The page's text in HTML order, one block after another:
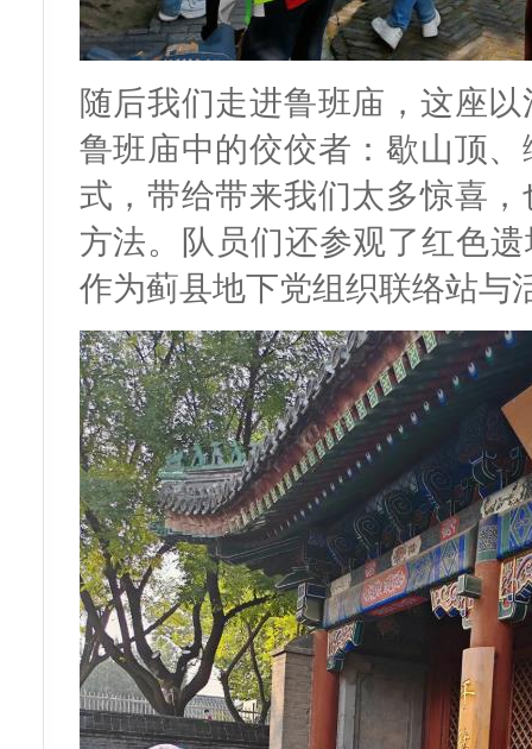
随后我们走进鲁班庙，这座
鲁班庙中的佼佼者：歇山顶
式，带给带来我们太多惊喜
方法。队员们还参观了红色
作为蓟县地下党组织联络站与